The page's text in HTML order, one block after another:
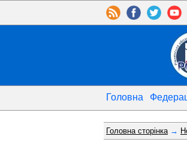
Головна
Головна сторінка→